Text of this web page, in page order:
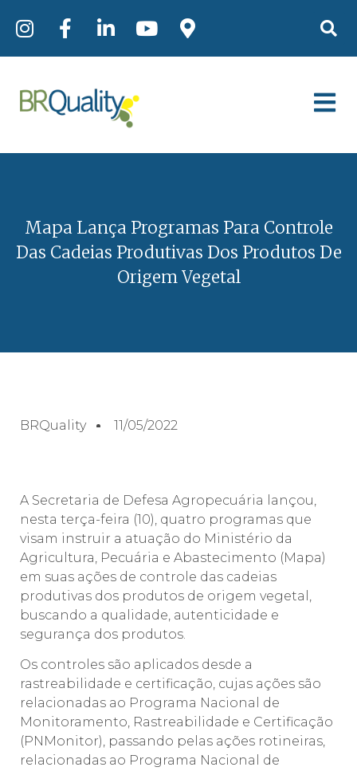
Mapa Lança Programas Para Controle
Das Cadeias Produtivas Dos Produtos De
Origem Vegetal
BRQuality 11/05/2022
A Secretaria de Defesa Agropecuária lançou,
nesta terça-feira (10), quatro programas que
visam instruir a atuação do Ministério da
Agricultura, Pecuária e Abastecimento (Mapa)
em suas ações de controle das cadeias
produtivas dos produtos de origem vegetal,
buscando a qualidade, autenticidade e
segurança dos produtos.
Os controles são aplicados desde a
rastreabilidade e certificação, cujas ações são
relacionadas ao Programa Nacional de
Monitoramento, Rastreabilidade e Certificação
(PNMonitor), passando pelas ações rotineiras,
relacionadas ao Programa Nacional de